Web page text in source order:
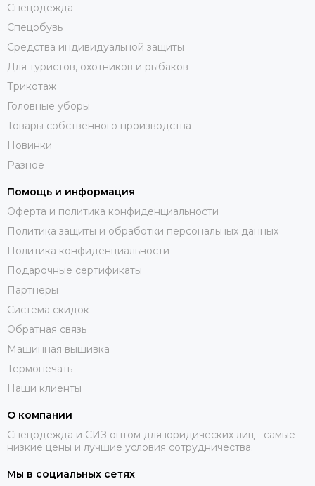
Спецодежда
Спецобувь
Средства индивидуальной защиты
Для туристов, охотников и рыбаков
Трикотаж
Головные уборы
Товары собственного производства
Новинки
Разное
Помощь и информация
Оферта и политика конфиденциальности
Политика защиты и обработки персональных данных
Политика конфиденциальности
Подарочные сертификаты
Партнеры
Система скидок
Обратная связь
Машинная вышивка
Термопечать
Наши клиенты
О компании
Спецодежда и СИЗ оптом для юридических лиц - самые
низкие цены и лучшие условия сотрудничества.
Мы в социальных сетях